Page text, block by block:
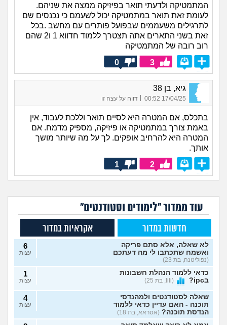
המתמטיקה ולדעתי תואר בפיזיקה ממצה את שניהם.
לעומת זאת תואר במתמטיקה יכול לשעמם כי נכנסים שם
לתרגילים משעממים שבפועל פותרים עם מחשב .בכל
זאת בשני התארים אתה תצטרך ללמוד חדווא 1 ו2 שהם
רוב רובה של המתמטיקה
3
0
גיא, בן 38
17/04/25 00:52
| דווח על עצה זו
בתכלס, אם המטרה היא לסיים תואר וללכת לעבוד, אין
באמת צורך במתמטיקה או פיזיקה, מספיק מדמח. אם
המטרה היא להרחיב אופקים. לך על מה שיותר מושך
אותך.
2
1
עוד ממדור "לימודים וסטודנטים"
חדשות במדור אקראיות במדור
לא שאלה, אלא סתם פריקה
ואשמח שתכתבו לי מה דעתכם
(נפוליטנה, בת 23)
6
עצות
כדאי ללמוד הנהלת חשבונות
בipc?
(lili, בת 25)
1
עצות
שאלה לסטודנטים ולמהנדסי
תוכנה - האם עדיין כדאי ללמוד
הנדסת תוכנה? (אסראא, בת 18)
4
עצות